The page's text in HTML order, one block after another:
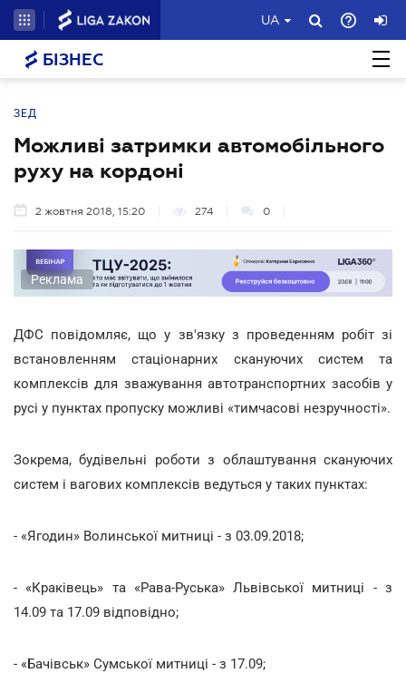
UA
БІЗНЕС
ЗЕД
Можливі затримки автомобільного
руху на кордоні
2 жовтня 2018, 15:20 274 0
Реклама
ДФС повідомляє, що у зв'язку з проведенням робіт зі
встановленням стаціонарних скануючих систем та
комплексів для зважування автотранспортних засобів у
русі у пунктах пропуску можливі «тимчасові незручності».
Зокрема, будівельні роботи з облаштування скануючих
систем і вагових комплексів ведуться у таких пунктах:
- «Ягодин» Волинської митниці - з 03.09.2018;
- «Краківець» та «Рава-Руська» Львівської митниці - з
14.09 та 17.09 відповідно;
- «Бачівськ» Сумської митниці - з 17.09;